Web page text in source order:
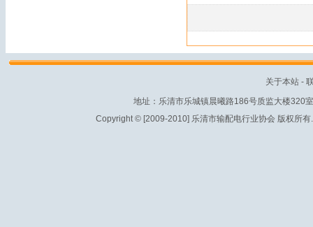
关于本站 -
地址：乐清市乐城镇晨曦路186号质监大楼
Copyright © [2009-2010] 乐清市输配电行业协会 版权所